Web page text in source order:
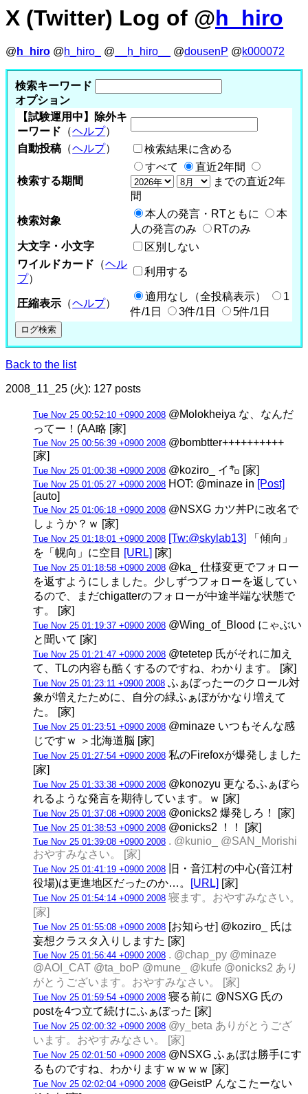
X (Twitter) Log of @h_hiro
@ h_hiro @h_hiro_ @ __h_hiro__ @dousenP @k000072
検索キーワード
オプション
【試験運用中】除外キ
ーワード （ヘルプ）
自動投稿 （ヘルプ） 検索結果に含める
検索する期間
すべて
直近2年間
までの直近2年
間
検索対象
本人の発言・RTともに
本
人の発言のみ
RTのみ
大文字・小文字
区別しない
ワイルドカード （ヘル
プ）
利用する
圧縮表示 （ヘルプ）
適用なし（全投稿表示）
1
件/1日
3件/1日 5件/1日
Back to the list
2008_11_25 (火): 127 posts
Tue Nov 25 00:52:10 +0900 2008 @Molokheiya な、なんだ
ってー！(AA略 [家]
Tue Nov 25 00:56:39 +0900 2008 @bombtter++++++++++
[家]
Tue Nov 25 01:00:38 +0900 2008 @koziro_ イ㌔ [家]
Tue Nov 25 01:05:27 +0900 2008 HOT: @minaze in [Post]
[auto]
Tue Nov 25 01:06:18 +0900 2008 @NSXG カツ丼Pに改名で
しょうか？ｗ [家]
Tue Nov 25 01:18:01 +0900 2008 [Tw:@skylab13]
「傾向」
を「幌向」に空目 [URL] [家]
Tue Nov 25 01:18:58 +0900 2008 @ka_ 仕様変更でフォロー
を返すようにしました。少しずつフォローを返してい
るので、まだchigatterのフォローが中途半端な状態で
す。 [家]
Tue Nov 25 01:19:37 +0900 2008 @Wing_of_Blood にゃぶい
と聞いて [家]
Tue Nov 25 01:21:47 +0900 2008 @tetetep 氏がそれに加え
て、TLの内容も酷くするのですね、わかります。 [家]
Tue Nov 25 01:23:11 +0900 2008 ふぁぼったーのクロール対
象が増えたために、自分の緑ふぁぼがかなり増えて
た。 [家]
Tue Nov 25 01:23:51 +0900 2008 @minaze いつもそんな感
じですｗ ＞北海道脳 [家]
Tue Nov 25 01:27:54 +0900 2008 私のFirefoxが爆発しました
[家]
Tue Nov 25 01:33:38 +0900 2008 @konozyu 更なるふぁぼら
れるような発言を期待しています。ｗ [家]
Tue Nov 25 01:37:08 +0900 2008 @onicks2 爆発しろ！ [家]
Tue Nov 25 01:38:53 +0900 2008 @onicks2 ！！ [家]
Tue Nov 25 01:39:08 +0900 2008 . @kunio_ @SAN_Morishi
おやすみなさい。 [家]
Tue Nov 25 01:41:19 +0900 2008 旧・音江村の中心(音江村
役場)は更進地区だったのか…。
[URL] [家]
Tue Nov 25 01:54:14 +0900 2008 寝ます。おやすみなさい。
[家]
Tue Nov 25 01:55:08 +0900 2008 [お知らせ] @koziro_ 氏は
妄想クラスタ入りしますた [家]
Tue Nov 25 01:56:44 +0900 2008 . @chap_py @minaze
@AOI_CAT @ta_boP @mune_ @kufe @onicks2 あり
がとうございます。おやすみなさい。 [家]
Tue Nov 25 01:59:54 +0900 2008 寝る前に @NSXG 氏の
postを4つ立て続けにふぁぼった [家]
Tue Nov 25 02:00:32 +0900 2008 @y_beta ありがとうござ
います。おやすみなさい。 [家]
Tue Nov 25 02:01:50 +0900 2008 @NSXG ふぁぼは勝手にす
るものですね、わかりますｗｗｗｗ [家]
Tue Nov 25 02:02:04 +0900 2008 @GeistP んなこたーない